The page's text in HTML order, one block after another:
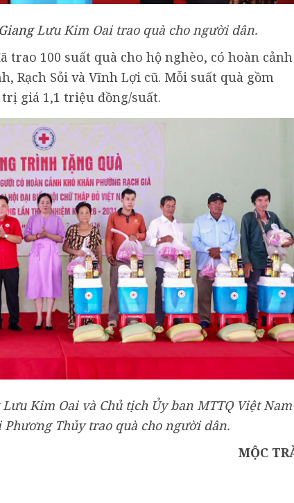
Lưu Kim Oai trao quà cho người dân.
trao 100 suất quà cho hộ nghèo, có hoàn cảnh
Rạch Sỏi và Vĩnh Lợi cũ. Mỗi suất quà gồm
giá 1,1 triệu đồng/suất.
Kim Oai và Chủ tịch Ủy ban MTTQ Việt Nam
Thủy trao quà cho người dân.
MỘC